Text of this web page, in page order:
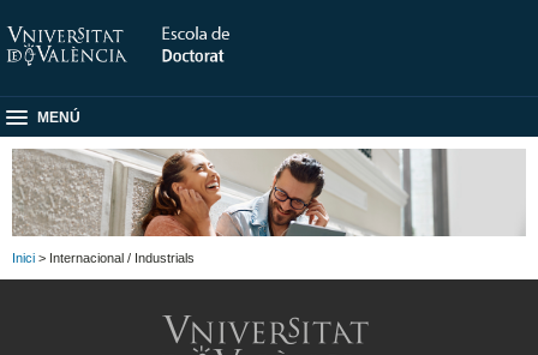
MENÚ
Inici > Internacional / Industrials